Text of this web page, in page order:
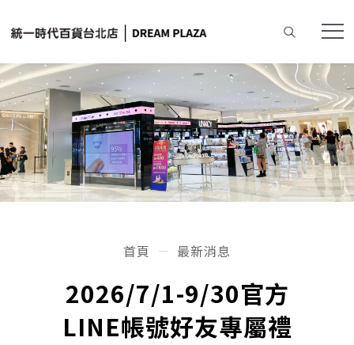
2026/7/1-9/30官方
LINE帳號好友專屬禮
首頁 最新消息